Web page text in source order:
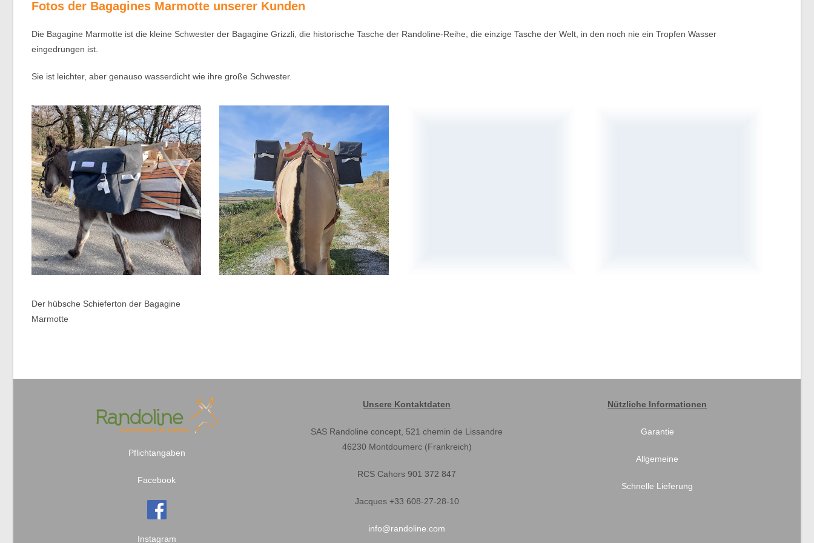
Fotos der Bagagines Marmotte unserer Kunden
Die Bagagine Marmotte ist die kleine Schwester der Bagagine Grizzli, die historische Tasche der Randoline-Reihe, die einzige Tasche der Welt, in den noch nie ein Tropfen Wasser
eingedrungen ist.
Sie ist leichter, aber genauso wasserdicht wie ihre große Schwester.
Der hübsche Schieferton der Bagagine
Marmotte
Pflichtangaben
Facebook
Instagram
Unsere Kontaktdaten
SAS Randoline concept, 521 chemin de Lissandre
46230 Montdoumerc (Frankreich)
RCS Cahors 901 372 847
Jacques +33 608-27-28-10
info@randoline.com
Nützliche Informationen
Garantie
Allgemeine
Schnelle Lieferung